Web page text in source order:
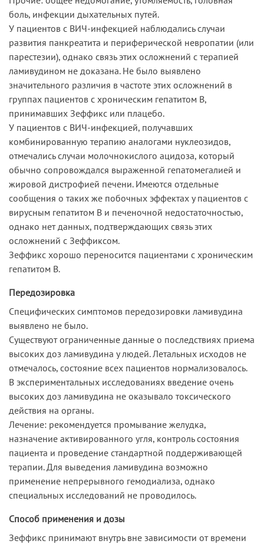
боль, инфекции дыхательных путей.
У пациентов с ВИЧ-инфекцией наблюдались случаи
развития панкреатита и периферической невропатии (или
парестезии), однако связь этих осложнений с терапией
ламивудином не доказана. Не было выявлено
значительного различия в частоте этих осложнений в
группах пациентов с хроническим гепатитом В,
принимавших Зеффикс или плацебо.
У пациентов с ВИЧ-инфекцией, получавших
комбинированную терапию аналогами нуклеозидов,
отмечались случаи молочнокислого ацидоза, который
обычно сопровождался выраженной гепатомегалией и
жировой дистрофией печени. Имеются отдельные
сообщения о таких же побочных эффектах у пациентов с
вирусным гепатитом В и печеночной недостаточностью,
однако нет данных, подтверждающих связь этих
осложнений с Зеффиксом.
Зеффикс хорошо переносится пациентами с хроническим
гепатитом В.
Передозировка
Специфических симптомов передозировки ламивудина
выявлено не было.
Существуют ограниченные данные о последствиях приема
высоких доз ламивудина у людей. Летальных исходов не
отмечалось, состояние всех пациентов нормализовалось.
В экспериментальных исследованиях введение очень
высоких доз ламивудина не оказывало токсического
действия на органы.
Лечение: рекомендуется промывание желудка,
назначение активированного угля, контроль состояния
пациента и проведение стандартной поддерживающей
терапии. Для выведения ламивудина возможно
применение непрерывного гемодиализа, однако
специальных исследований не проводилось.
Способ применения и дозы
Зеффикс принимают внутрь вне зависимости от времени